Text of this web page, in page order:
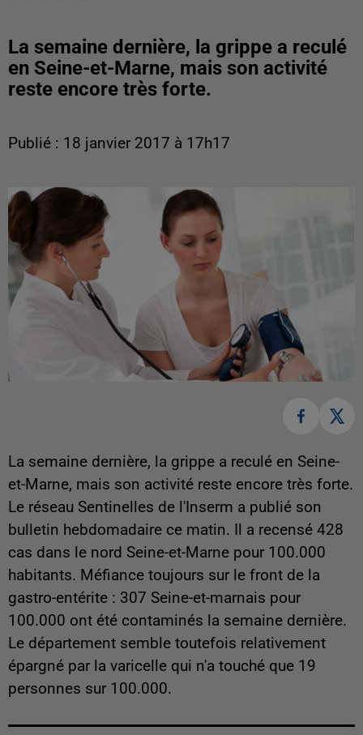
La semaine dernière, la grippe a reculé
en Seine-et-Marne, mais son activité
reste encore très forte.
Publié : 18 janvier 2017 à 17h17
La semaine dernière, la grippe a reculé en Seine-
et-Marne, mais son activité reste encore très forte.
Le réseau Sentinelles de l'Inserm a publié son
bulletin hebdomadaire ce matin. Il a recensé 428
cas dans le nord Seine-et-Marne pour 100.000
habitants. Méfiance toujours sur le front de la
gastro-entérite : 307 Seine-et-marnais pour
100.000 ont été contaminés la semaine dernière.
Le département semble toutefois relativement
épargné par la varicelle qui n'a touché que 19
personnes sur 100.000.